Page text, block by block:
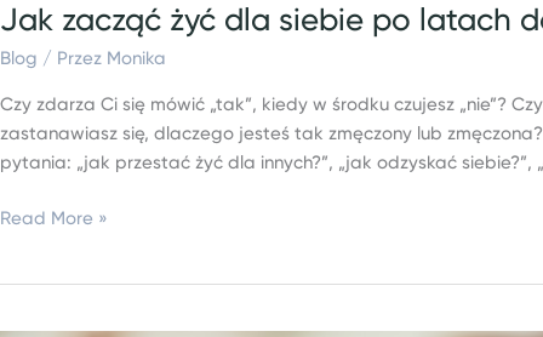
Jak zacząć żyć dla siebie po latach
Blog / Przez Monika
Czy zdarza Ci się mówić „tak”, kiedy w środku czujesz „nie”?
zastanawiasz się, dlaczego jesteś tak zmęczony lub
pytania: „jak przestać żyć dla innych?”, „jak odzyskać
Read More »